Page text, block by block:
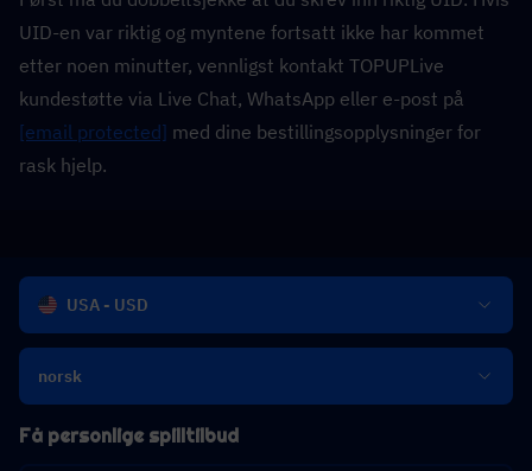
UID-en var riktig og myntene fortsatt ikke har kommet
etter noen minutter, vennligst kontakt TOPUPLive
[email protected] med dine bestillingsopplysninger for
rask hjelp.
USA - USD
norsk
Få personlige spilltilbud